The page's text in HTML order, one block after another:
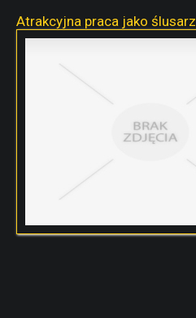
Atrakcyjna praca jako ślusarz